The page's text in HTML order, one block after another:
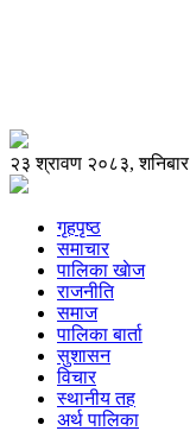
२३ श्रावण २०८३, शनिबार
गृहपृष्ठ
समाचार
पालिका खाेज
राजनीति
समाज
पालिका बार्ता
सुशासन
विचार
स्थानीय तह
अर्थ पालिका